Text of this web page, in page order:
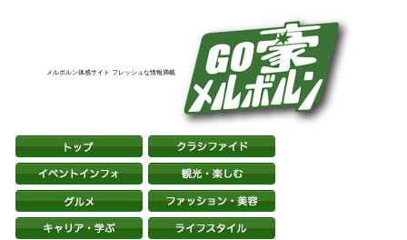
メルボルン体感サイト フレッシュな情報満載